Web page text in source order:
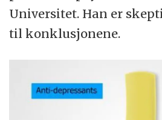
Universitet. Han er
til konklusjonene.